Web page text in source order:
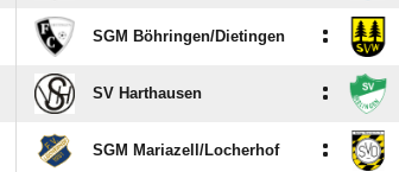
SGM Böhringen/​Dietingen :
SV Harthausen :
SGM Mariazell/​Locherhof :